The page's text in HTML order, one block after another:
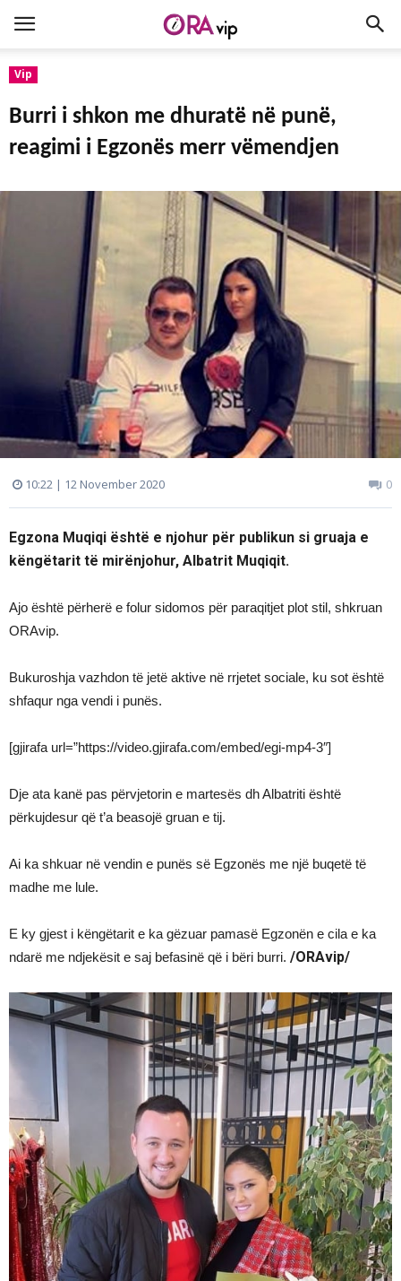
Vip
Burri i shkon me dhuratë në punë,
reagimi i Egzonës merr vëmendjen
10:22 | 12 November 2020 0
Egzona Muqiqi është e njohur për publikun si gruaja e
këngëtarit të mirënjohur, Albatrit Muqiqit.
Ajo është përherë e folur sidomos për paraqitjet plot stil, shkruan
ORAvip.
Bukuroshja vazhdon të jetë aktive në rrjetet sociale, ku sot është
shfaqur nga vendi i punës.
[gjirafa url=”https://video.gjirafa.com/embed/egi-mp4-3″]
Dje ata kanë pas përvjetorin e martesës dh Albatriti është
përkujdesur që t’a beasojë gruan e tij.
Ai ka shkuar në vendin e punës së Egzonës me një buqetë të
madhe me lule.
E ky gjest i këngëtarit e ka gëzuar pamasë Egzonën e cila e ka
ndarë me ndjekësit e saj befasinë që i bëri burri. /ORAvip/